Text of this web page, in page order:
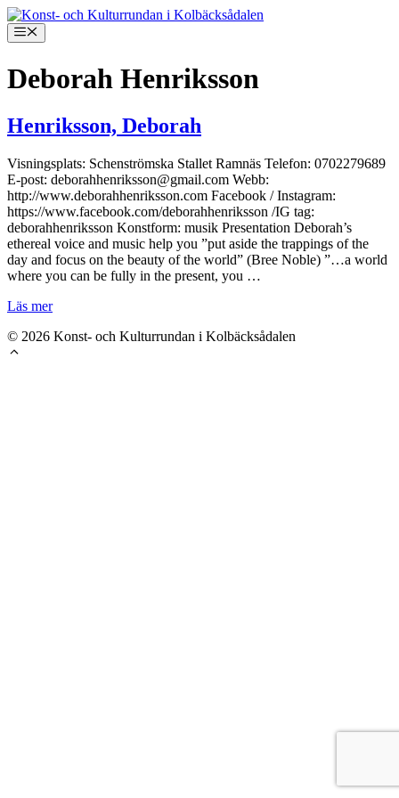
Hoppa
till
innehåll
Meny
Deborah Henriksson
Henriksson, Deborah
Visningsplats: Schenströmska Stallet Ramnäs Telefon: 0702279689
E-post: deborahhenriksson@gmail.com Webb:
http://www.deborahhenriksson.com Facebook / Instagram:
https://www.facebook.com/deborahhenriksson /IG tag:
deborahhenriksson Konstform: musik Presentation Deborah’s
ethereal voice and music help you ”put aside the trappings of the
day and focus on the beauty of the world” (Bree Noble) ”…a world
where you can be fully in the present, you …
Läs mer
© 2026 Konst- och Kulturrundan i Kolbäcksådalen